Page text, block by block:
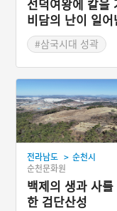
선덕여왕에 칼을
비담의 난이 일어
주 명활성
#삼국시대 성곽
#경주 성곽
#드라마 주요 소재
전라남도 > 순천시
순천문화원
백제의 생과 사를
한 검단산성